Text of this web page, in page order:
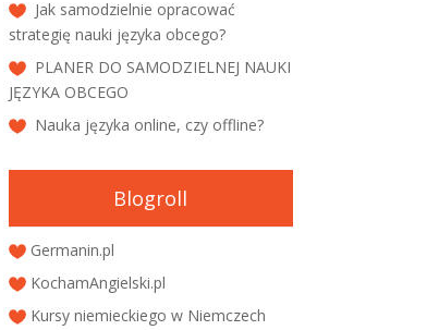
Jak samodzielnie opracować
strategię nauki języka obcego?
PLANER DO SAMODZIELNEJ NAUKI
JĘZYKA OBCEGO
Nauka języka online, czy offline?
Blogroll
Germanin.pl
KochamAngielski.pl
Kursy niemieckiego w Niemczech